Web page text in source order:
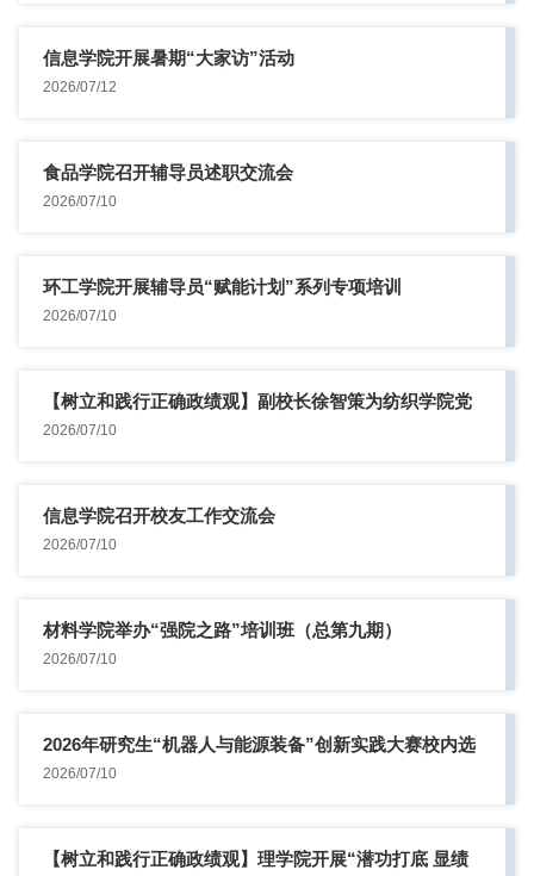
信息学院开展暑期“大家访”活动
2026/07/12
食品学院召开辅导员述职交流会
2026/07/10
环工学院开展辅导员“赋能计划”系列专项培训
2026/07/10
【树立和践行正确政绩观】副校长徐智策为纺织学院党
员教师讲授专...
2026/07/10
信息学院召开校友工作交流会
2026/07/10
材料学院举办“强院之路”培训班（总第九期）
2026/07/10
2026年研究生“机器人与能源装备”创新实践大赛校内选
拔赛举...
2026/07/10
【树立和践行正确政绩观】理学院开展“潜功打底 显绩